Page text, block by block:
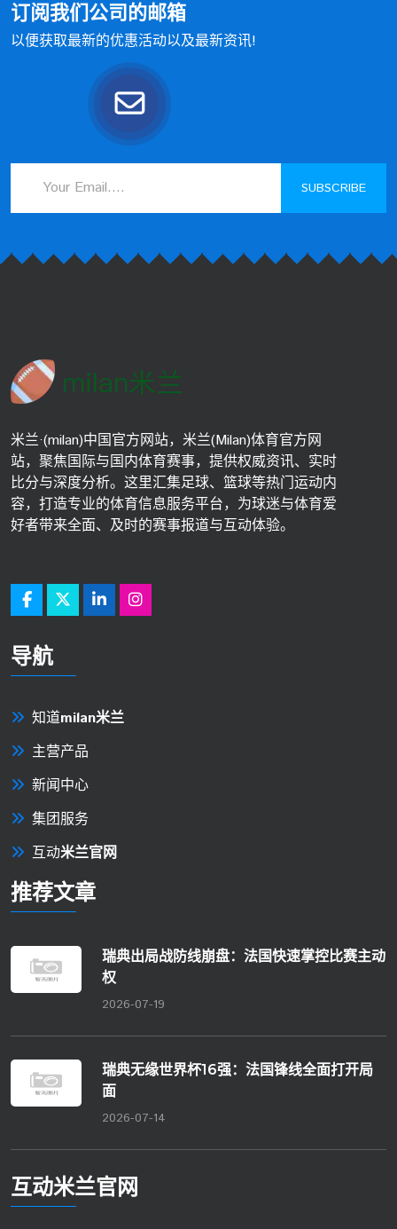
订阅我们公司的邮箱
以便获取最新的优惠活动以及最新资讯!
SUBSCRIBE
米兰·(milan)中国官方网站，米兰(Milan)体育官方网
站，聚焦国际与国内体育赛事，提供权威资讯、实时
比分与深度分析。这里汇集足球、篮球等热门运动内
容，打造专业的体育信息服务平台，为球迷与体育爱
好者带来全面、及时的赛事报道与互动体验。
导航
知道milan米兰
主营产品
新闻中心
集团服务
互动米兰官网
推荐文章
瑞典出局战防线崩盘：法国快速掌控比赛主动
权
2026-07-19
瑞典无缘世界杯16强：法国锋线全面打开局
面
2026-07-14
互动米兰官网